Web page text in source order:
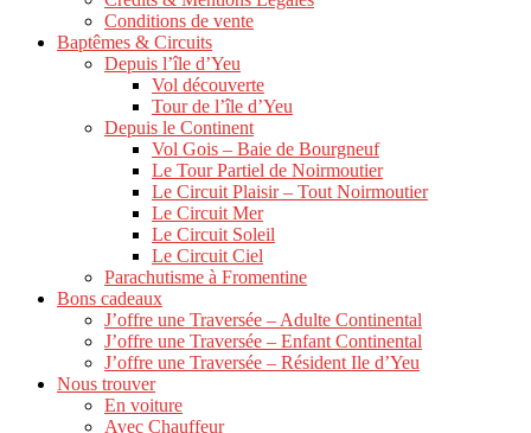
Conditions de vente
Baptêmes & Circuits
Depuis l’île d’Yeu
Vol découverte
Tour de l’île d’Yeu
Depuis le Continent
Vol Gois – Baie de Bourgneuf
Le Tour Partiel de Noirmoutier
Le Circuit Plaisir – Tout Noirmoutier
Le Circuit Mer
Le Circuit Soleil
Le Circuit Ciel
Parachutisme à Fromentine
Bons cadeaux
J’offre une Traversée – Adulte Continental
J’offre une Traversée – Enfant Continental
J’offre une Traversée – Résident Ile d’Yeu
Nous trouver
En voiture
Avec Chauffeur